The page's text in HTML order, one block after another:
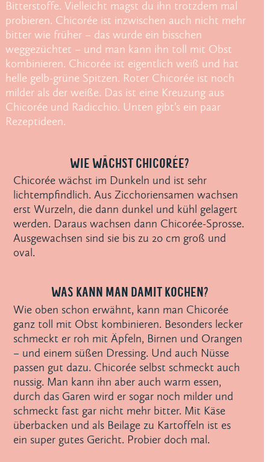
Bitterstoffe. Vielleicht magst du ihn trotzdem mal
probieren. Chicorée ist inzwischen auch nicht mehr
bitter wie früher – das wurde ein bisschen
weggezüchtet – und man kann ihn toll mit Obst
kombinieren. Chicorée ist eigentlich weiß und hat
helle gelb-grüne Spitzen. Roter Chicorée ist noch
milder als der weiße. Das ist eine Kreuzung aus
Chicorée und Radicchio. Unten gibt’s ein paar
Rezeptideen.
WIE WÄCHSTCHICORÉE?
Chicorée wächst im Dunkeln und ist sehr
lichtempfindlich. Aus Zicchoriensamen wachsen
erst Wurzeln, die dann dunkel und kühl gelagert
werden. Daraus wachsen dann Chicorée-Sprosse.
Ausgewachsen sind sie bis zu 20 cm groß und
oval.
WAS KANN MAN DAMIT KOCHEN?
Wie oben schon erwähnt, kann man Chicorée
ganz toll mit Obst kombinieren. Besonders lecker
schmeckt er roh mit Äpfeln, Birnen und Orangen
– und einem süßen Dressing. Und auch Nüsse
passen gut dazu. Chicorée selbst schmeckt auch
nussig. Man kann ihn aber auch warm essen,
durch das Garen wird er sogar noch milder und
schmeckt fast gar nicht mehr bitter. Mit Käse
überbacken und als Beilage zu Kartoffeln ist es
ein super gutes Gericht. Probier doch mal.